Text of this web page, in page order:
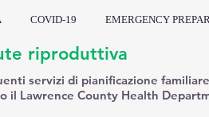
COVID-19 EMERGENCY
riproduttiva
servizi di pianificazione
il Lawrence County Health